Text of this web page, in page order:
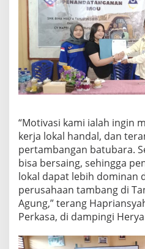
“Motivasi kami ialah ingin
kerja lokal handal, dan
pertambangan batubara.
bisa bersaing, sehingga
lokal dapat lebih dominan
perusahaan tambang di
Agung,” terang
Perkasa, di dampingi